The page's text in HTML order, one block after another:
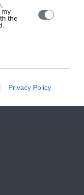
my
the
Privacy Policy